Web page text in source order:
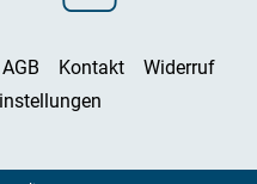
AGB Kontakt
Widerruf